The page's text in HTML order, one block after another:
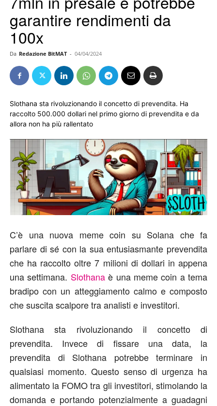
garantire rendimenti da
100x
Da Redazione BitMAT - 04/04/2024
Slothana sta rivoluzionando il concetto di prevendita. Ha
raccolto 500.000 dollari nel primo giorno di prevendita e da
allora non ha più rallentato
C’è una nuova meme coin su Solana che fa
parlare di sé con la sua entusiasmante prevendita
che ha raccolto oltre 7 milioni di dollari in appena
una settimana. Slothanaè una meme coin a tema
bradipo con un atteggiamento calmo e composto
che suscita scalpore tra analisti e investitori.
Slothana sta rivoluzionando il concetto di
prevendita. Invece di fissare una data, la
prevendita di Slothana potrebbe terminare in
qualsiasi momento. Questo senso di urgenza ha
alimentato la FOMO tra gli investitori, stimolando la
domanda e portando potenzialmente a guadagni